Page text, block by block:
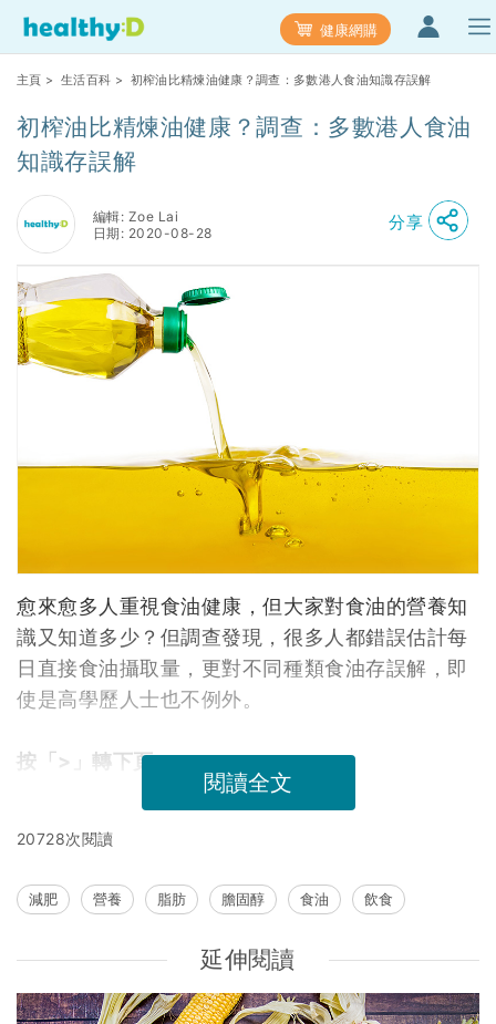
健康網購
主頁 > 生活百科 > 初榨油比精煉油健康？調查：多數港人食油知識存誤解
初榨油比精煉油健康？調查：多數港人食油
知識存誤解
編輯: Zoe Lai
日期: 2020-08-28
分享
愈來愈多人重視食油健康，但大家對食油的營養知
識又知道多少？但調查發現，很多人都錯誤估計每
日直接食油攝取量，更對不同種類食油存誤解，即
使是高學歷人士也不例外。
按「>」轉下頁
閱讀全文
20728次閱讀
減肥 營養 脂肪 膽固醇 食油 飲食
延伸閱讀